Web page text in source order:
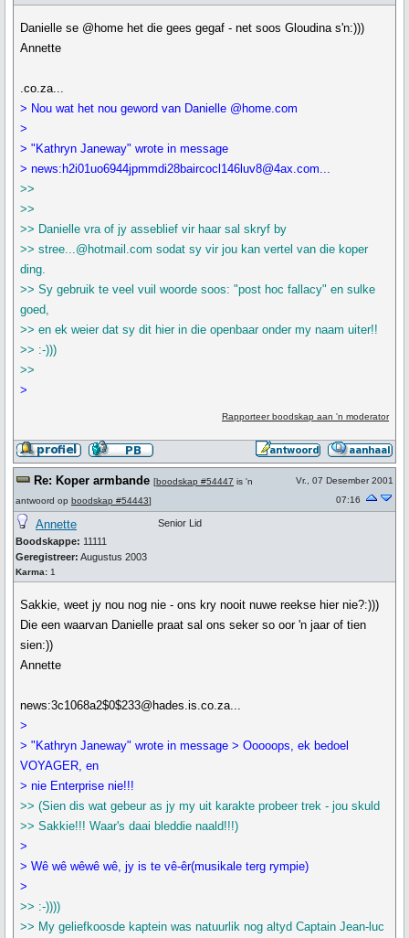
Danielle se @home het die gees gegaf - net soos Gloudina s'n:)))
Annette
.co.za...
> Nou wat het nou geword van Danielle @home.com
>
> "Kathryn Janeway" wrote in message
> news:h2i01uo6944jpmmdi28baircocl146luv8@4ax.com...
>>
>>
>> Danielle vra of jy asseblief vir haar sal skryf by
>> stree...@hotmail.com sodat sy vir jou kan vertel van die koper
ding.
>> Sy gebruik te veel vuil woorde soos: "post hoc fallacy" en sulke
goed,
>> en ek weier dat sy dit hier in die openbaar onder my naam uiter!!
>> :-)))
>>
>
Rapporteer boodskap aan 'n moderator
Re: Koper armbande [boodskap #54447 is 'n
antwoord op boodskap #54443]
Vr., 07 Desember 2001
07:16
Annette
Boodskappe: 11111
Geregistreer: Augustus 2003
Karma: 1
Senior Lid
Sakkie, weet jy nou nog nie - ons kry nooit nuwe reekse hier nie?:)))
Die een waarvan Danielle praat sal ons seker so oor 'n jaar of tien
sien:))
Annette
news:3c1068a2$0$233@hades.is.co.za...
>
> "Kathryn Janeway" wrote in message > Ooooops, ek bedoel
VOYAGER, en
> nie Enterprise nie!!!
>> (Sien dis wat gebeur as jy my uit karakte probeer trek - jou skuld
>> Sakkie!!! Waar's daai bleddie naald!!!)
>
> Wê wê wêwê wê, jy is te vê-êr(musikale terg rympie)
>
>> :-))))
>> My geliefkoosde kaptein was natuurlik nog altyd Captain Jean-luc